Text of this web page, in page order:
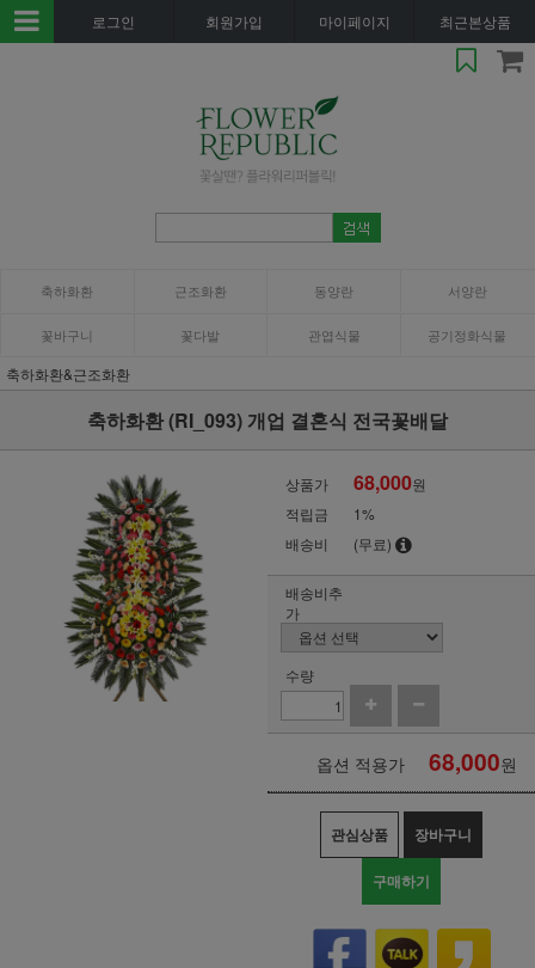
로그인 회원가입 마이페이지 최근본상품
축하화환 근조화환 동양란 서양란
꽃바구니 꽃다발 관엽식물 공기정화식물
축하화환&근조화환
축하화환 (RI_093) 개업 결혼식 전국꽃배달
상품가 68,000원
적립금
1%
배송비
(무료)
배송비추
가
수량
옵션 적용가 68,000원
관심상품 장바구니
구매하기